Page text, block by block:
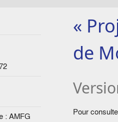
: AMFG
«
de
Pour